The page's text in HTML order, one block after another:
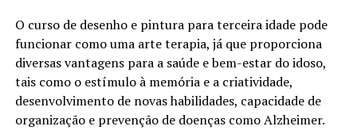
O curso de desenho e pintura para terceira idade pode
funcionar como uma arte terapia, já que proporciona
diversas vantagens para a saúde e bem-estar do idoso,
tais como o estímulo à memória e a criatividade,
desenvolvimento de novas habilidades, capacidade de
organização e prevenção de doenças como Alzheimer.